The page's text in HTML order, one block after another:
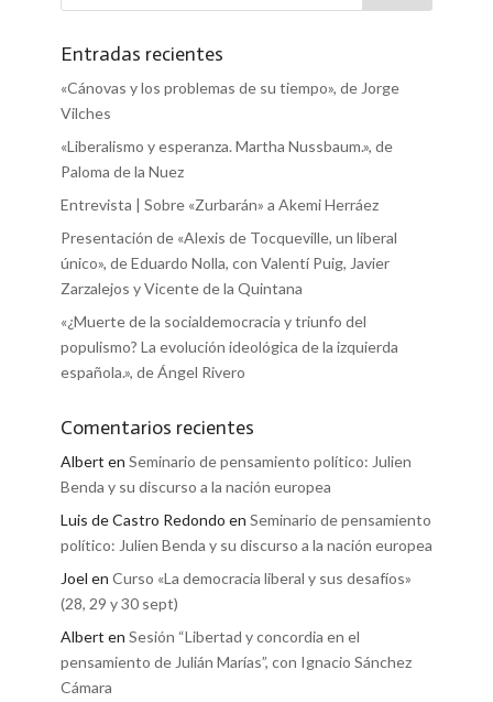
Entradas recientes
«Cánovas y los problemas de su tiempo», de Jorge
Vilches
«Liberalismo y esperanza. Martha Nussbaum.», de
Paloma de la Nuez
Entrevista | Sobre «Zurbarán» a Akemi Herráez
Presentación de «Alexis de Tocqueville, un liberal
único», de Eduardo Nolla, con Valentí Puig, Javier
Zarzalejos y Vicente de la Quintana
«¿Muerte de la socialdemocracia y triunfo del
populismo? La evolución ideológica de la izquierda
española.», de Ángel Rivero
Comentarios recientes
Albert en Seminario de pensamiento político: Julien
Benda y su discurso a la nación europea
Luis de Castro Redondo en Seminario de pensamiento
político: Julien Benda y su discurso a la nación europea
Joel en Curso «La democracia liberal y sus desafíos»
(28, 29 y 30 sept)
Albert en Sesión “Libertad y concordia en el
pensamiento de Julián Marías”, con Ignacio Sánchez
Cámara